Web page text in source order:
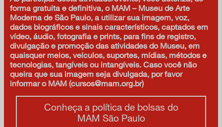
forma gratuita e definitiva, o MAM – Museu de Arte
Moderna de São Paulo, a utilizar sua imagem, voz,
dados biográficos e sinais característicos, captados em
vídeo, áudio, fotografia e prints, para fins de registro,
divulgação e promoção das atividades do Museu, em
quaisquer meios, veículos, suportes, mídias, métodos e
tecnologias, tangíveis ou intangíveis. Caso você não
queira que sua imagem seja divulgada, por favor
informar o MAM (cursos@mam.org.br)
Conheça a política de bolsas do
MAM São Paulo